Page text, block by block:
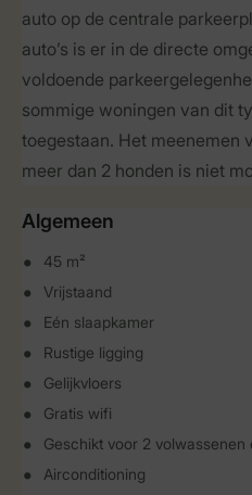
auto op de centrale
auto’s is er in de directe
voldoende
sommige woningen van dit
toegestaan. Het meenemen
meer dan 2 honden is niet
Algemeen
45 m²
Vrijstaand
Eén slaapkamer
Rustige ligging
Gelijkvloers
Gratis wifi
Geschikt voor 2 volwassenen
Airconditioning